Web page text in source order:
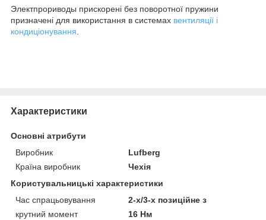
Электпрориводы прискорені без поворотної пружини
призначені для використання в системах вентиляції і
кондиціонування
Характеристики
Основні атрибути
Виробник
Lufberg
Країна виробник
Чехія
Користувальницькі характеристики
Час спрацьовування
2-х/3-х позиційне з
крутний момент
16 Нм